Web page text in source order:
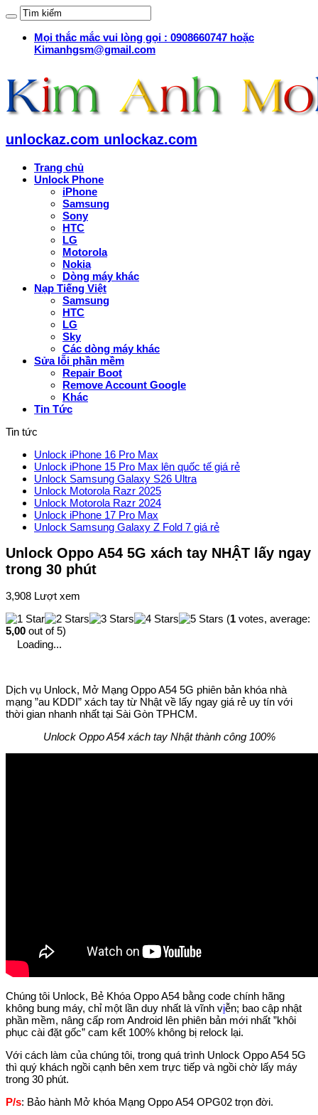
Mọi thắc mắc vui lòng gọi : 0908660747 hoặc
Kimanhgsm@gmail.com
unlockaz.com unlockaz.com
Trang chủ
Unlock Phone
iPhone
Samsung
Sony
HTC
LG
Motorola
Nokia
Dòng máy khác
Nạp Tiếng Việt
Samsung
HTC
LG
Sky
Các dòng máy khác
Sửa lỗi phần mềm
Repair Boot
Remove Account Google
Khác
Tin Tức
Tin tức
Unlock iPhone 16 Pro Max
Unlock iPhone 15 Pro Max lên quốc tế giá rẻ
Unlock Samsung Galaxy S26 Ultra
Unlock Motorola Razr 2025
Unlock Motorola Razr 2024
Unlock iPhone 17 Pro Max
Unlock Samsung Galaxy Z Fold 7 giá rẻ
Unlock Oppo A54 5G xách tay NHẬT lấy ngay
trong 30 phút
3,908 Lượt xem
(1 votes, average:
5,00 out of 5)
Loading...
Dịch vụ Unlock, Mở Mạng Oppo A54 5G phiên bản khóa nhà
mạng ”au KDDI” xách tay từ Nhật về lấy ngay giá rẻ uy tín với
thời gian nhanh nhất tại Sài Gòn TPHCM.
Unlock Oppo A54 xách tay Nhật thành công 100%
Chúng tôi Unlock, Bẻ Khóa Oppo A54 bằng code chính hãng
không bung máy, chỉ một lần duy nhất là vĩnh viễn; bao cập nhật
phần mềm, nâng cấp rom Android lên phiên bản mới nhất ”khôi
phục cài đặt gốc” cam kết 100% không bị relock lại.
Với cách làm của chúng tôi, trong quá trình Unlock Oppo A54 5G
thì quý khách ngồi cạnh bên xem trực tiếp và ngồi chờ lấy máy
trong 30 phút.
P/s: Bảo hành Mở khóa Mạng Oppo A54 OPG02 trọn đời.